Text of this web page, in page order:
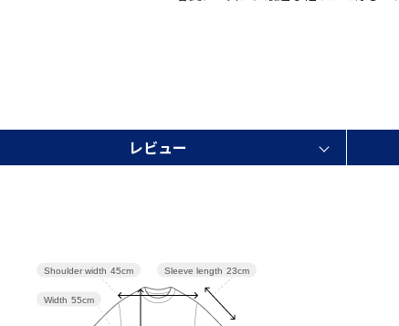
レビュー
Sleeve length 23cm
Width 55cm
Shoulder width 45cm